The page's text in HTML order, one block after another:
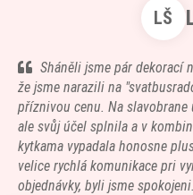
LŠ
Sháněli jsme pár dekorací
že jsme narazili na
příznivou cenu. Na slavobrane
ale svůj účel splnila a v
kytkama vypadala honosne
velice rychlá komunikace pri
objednávky, byli jsme spokojeni.